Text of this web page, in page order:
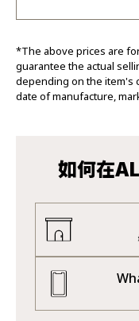
*The above prices are
guarantee the actual
depending on the item's
date of manufacture,
如何在